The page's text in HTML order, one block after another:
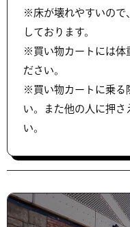
※床が壊れやすいので
しております。
※買い物カートには体
ださい。
※買い物カートに乗る
い。また他の人に押さ
い。